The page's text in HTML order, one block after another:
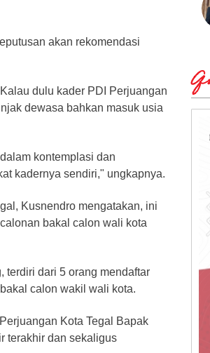
akan rekomendasi
dulu kader PDI Perjuangan
dewasa bahkan masuk usia
kontemplasi dan
kadernya sendiri," ungkapnya.
Kusnendro mengatakan, ini
bakal calon wali kota
terdiri dari 5 orang mendaftar
calon wakil wali kota.
Kota Tegal Bapak
terakhir dan sekaligus